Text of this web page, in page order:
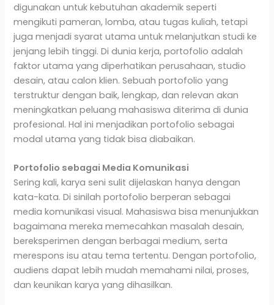
digunakan untuk kebutuhan akademik seperti
mengikuti pameran, lomba, atau tugas kuliah, tetapi
juga menjadi syarat utama untuk melanjutkan studi ke
jenjang lebih tinggi. Di dunia kerja, portofolio adalah
faktor utama yang diperhatikan perusahaan, studio
desain, atau calon klien. Sebuah portofolio yang
terstruktur dengan baik, lengkap, dan relevan akan
meningkatkan peluang mahasiswa diterima di dunia
profesional. Hal ini menjadikan portofolio sebagai
modal utama yang tidak bisa diabaikan.
Portofolio sebagai Media Komunikasi
Sering kali, karya seni sulit dijelaskan hanya dengan
kata-kata. Di sinilah portofolio berperan sebagai
media komunikasi visual. Mahasiswa bisa menunjukkan
bagaimana mereka memecahkan masalah desain,
bereksperimen dengan berbagai medium, serta
merespons isu atau tema tertentu. Dengan portofolio,
audiens dapat lebih mudah memahami nilai, proses,
dan keunikan karya yang dihasilkan.